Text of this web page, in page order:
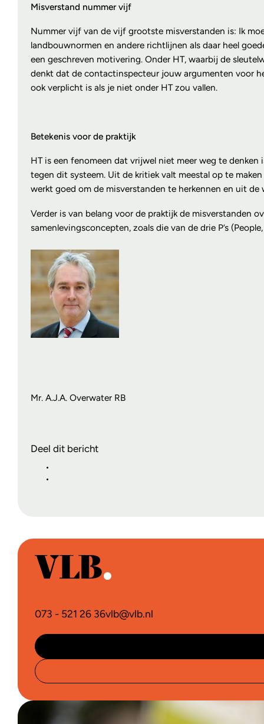
Misverstand nummer vijf
Nummer vijf van de vijf grootste misverstanden is: Ik
landbouwnormen en andere richtlijnen als daar heel
een geschreven motivering. Onder HT, waarbij de
denkt dat de contactinspecteur jouw argumenten voor
ook verplicht is als je niet onder HT zou vallen.
Betekenis voor de praktijk
HT is een fenomeen dat vrijwel niet meer weg te denken
tegen dit systeem. Uit de kritiek valt meestal op te
werkt goed om de misverstanden te herkennen en uit de
Verder is van belang voor de praktijk de misverstanden
samenlevingsconcepten, zoals die van de drie P’s
Mr. A.J.A. Overwater RB
Deel dit bericht
073 - 521 26 36vlb@vlb.nl